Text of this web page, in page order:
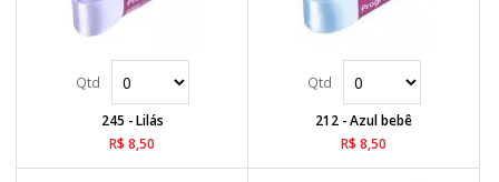
245 - Lilás
R$ 8,50
212 - Azul bebê
R$ 8,50